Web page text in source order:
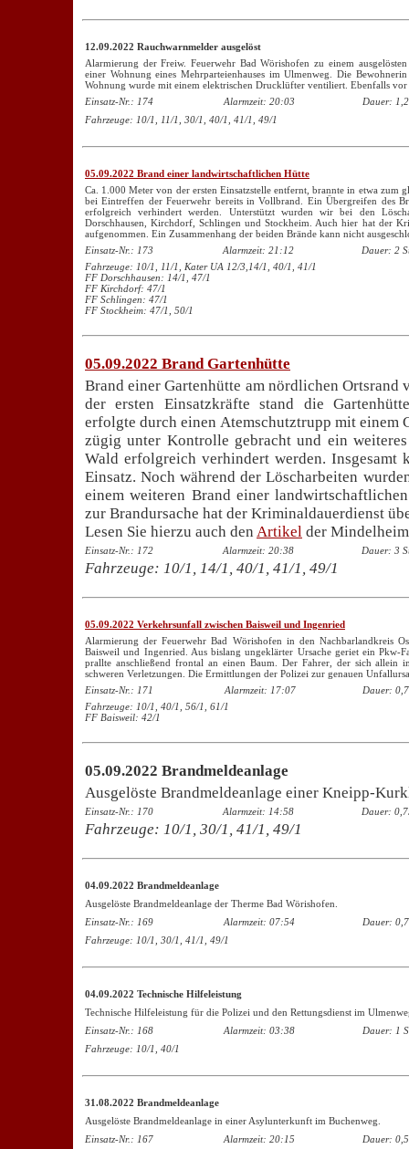
12.09.2022 Rauchwarnmelder ausgelöst
Alarmierung der Freiw. Feuerwehr Bad Wörishofen zu einem
einer Wohnung eines Mehrparteienhauses im Ulmenweg. Die
Wohnung wurde mit einem elektrischen Drucklüfter ventiliert. Ebenfalls
Einsatz-Nr.: 174
Alarmzeit: 20:03
Dauer:
Fahrzeuge: 10/1, 11/1, 30/1, 40/1, 41/1, 49/1
05.09.2022 Brand einer landwirtschaftlichen Hütte
Ca. 1.000 Meter von der ersten Einsatzstelle entfernt, brannte in etwa zum
bei Eintreffen der Feuerwehr bereits in Vollbrand. Ein Übergreifen des
erfolgreich verhindert werden. Unterstützt wurden wir bei den
Dorschhausen, Kirchdorf, Schlingen und Stockheim. Auch hier hat der
aufgenommen. Ein Zusammenhang der beiden Brände kann nicht
Einsatz-Nr.: 173
Alarmzeit: 21:12
Dauer: 2
Fahrzeuge: 10/1, 11/1, Kater UA 12/3,14/1, 40/1, 41/1
FF Dorschhausen: 14/1, 47/1
FF Kirchdorf: 47/1
FF Schlingen: 47/1
FF Stockheim: 47/1, 50/1
05.09.2022 Brand Gartenhütte
Brand einer Gartenhütte am nördlichen
der ersten Einsatzkräfte stand die
erfolgte durch einen Atemschutztrupp mit einem
zügig unter Kontrolle gebracht und ein
Wald erfolgreich verhindert werden. Insgesamt
Einsatz. Noch während der Löscharbeiten
einem weiteren Brand einer
zur Brandursache hat der Kriminaldauerdienst
Lesen Sie hierzu auch den Artikel der
Einsatz-Nr.: 172 Alarmzeit: 20:38 Dauer: 3
Fahrzeuge: 10/1, 14/1, 40/1, 41/1, 49/1
05.09.2022 Verkehrsunfall zwischen Baisweil und Ingenried
Alarmierung der Feuerwehr Bad Wörishofen in den Nachbarlandkreis
Baisweil und Ingenried. Aus bislang ungeklärter Ursache geriet ein Pkw-
prallte anschließend frontal an einen Baum. Der Fahrer, der sich allein
schweren Verletzungen. Die Ermittlungen der Polizei zur genauen
Einsatz-Nr.: 171
Alarmzeit: 17:07
Dauer:
Fahrzeuge: 10/1, 40/1, 56/1, 61/1
FF Baisweil: 42/1
05.09.2022 Brandmeldeanlage
Ausgelöste Brandmeldeanlage einer Kneipp-
Einsatz-Nr.: 170 Alarmzeit: 14:58 Dauer:
Fahrzeuge: 10/1, 30/1, 41/1, 49/1
04.09.2022 Brandmeldeanlage
Ausgelöste Brandmeldeanlage der Therme Bad Wörishofen.
Einsatz-Nr.: 169
Alarmzeit: 07:54
Dauer:
Fahrzeuge: 10/1, 30/1, 41/1, 49/1
04.09.2022 Technische Hilfeleistung
Technische Hilfeleistung für die Polizei und den Rettungsdienst im
Einsatz-Nr.: 168
Alarmzeit: 03:38
Dauer: 1
Fahrzeuge: 10/1, 40/1
31.08.2022 Brandmeldeanlage
Ausgelöste Brandmeldeanlage in einer Asylunterkunft im Buchenweg.
Einsatz-Nr.: 167
Alarmzeit: 20:15
Dauer: